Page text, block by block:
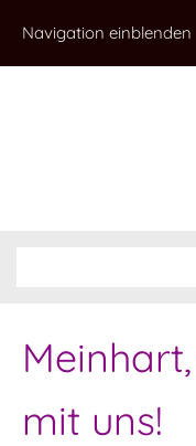
Navigation einblenden
mit uns!